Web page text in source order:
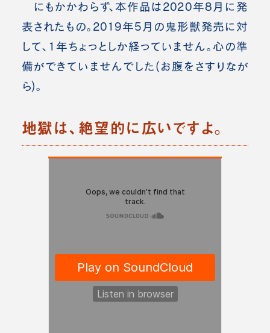
にもかかわらず、本作品は2020年8月に発
表されたもの。2019年5月の鬼形獣発売に対
して、1年ちょっとしか経っていません。心の準
備ができていませんでした(お腹をさすりなが
ら)。
地獄は、絶望的に広いですよ。